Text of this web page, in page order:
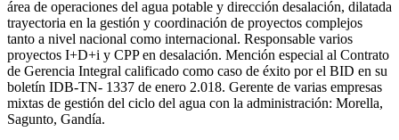
área de operaciones del agua potable y dirección desalación, dilatada
trayectoria en la gestión y coordinación de proyectos complejos
tanto a nivel nacional como internacional. Responsable varios
proyectos I+D+i y CPP en desalación. Mención especial al Contrato
de Gerencia Integral calificado como caso de éxito por el BID en su
boletín IDB-TN- 1337 de enero 2.018. Gerente de varias empresas
mixtas de gestión del ciclo del agua con la administración: Morella,
Sagunto, Gandía.